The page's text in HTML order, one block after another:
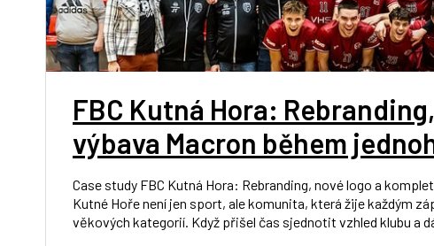
FBC Kutná Hora:
výbava Macron během
Case study FBC Kutná Hora: Rebranding, nové logo a
Kutné Hoře není jen sport, ale komunita, která žije každým
věkových kategorií. Když přišel čas sjednotit vzhled klubu a